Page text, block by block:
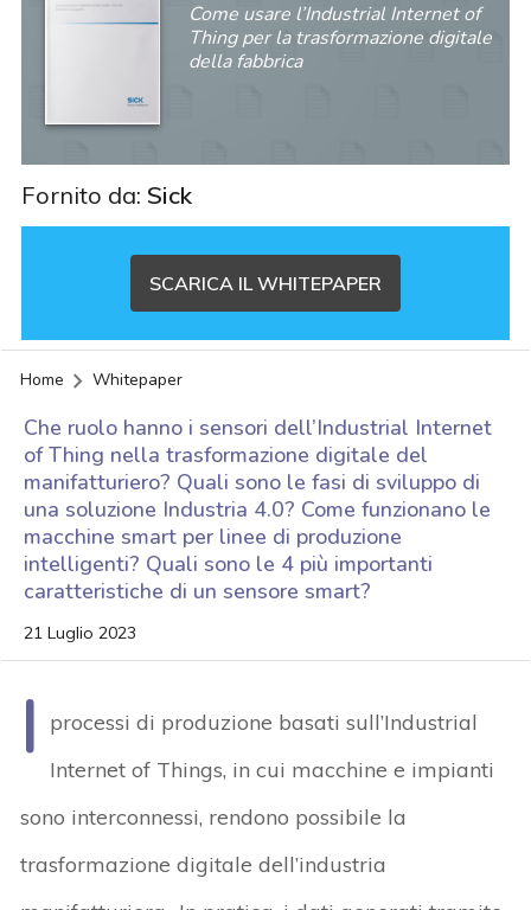
Come usare l’Industrial Internet of
Thing per la trasformazione digitale
della fabbrica
Fornito da: Sick
SCARICA IL WHITEPAPER
Home Whitepaper
Che ruolo hanno i sensori dell’Industrial Internet
of Thing nella trasformazione digitale del
manifatturiero? Quali sono le fasi di sviluppo di
una soluzione Industria 4.0? Come funzionano le
macchine smart per linee di produzione
intelligenti? Quali sono le 4 più importanti
caratteristiche di un sensore smart?
21 Luglio 2023
I
processi di produzione basati sull’Industrial
Internet of Things, in cui macchine e impianti
sono interconnessi, rendono possibile la
trasformazione digitale dell’industria